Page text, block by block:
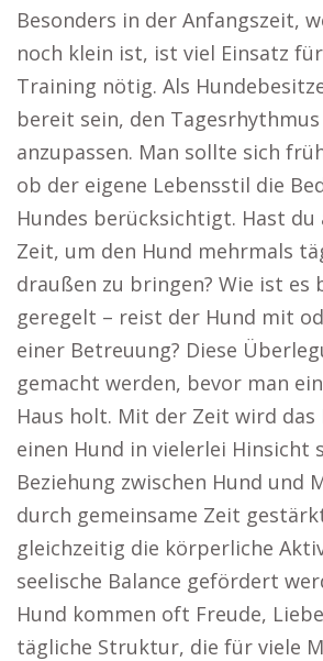
Besonders in der Anfangszeit,
noch klein ist, ist viel Einsatz
Training nötig. Als
bereit sein, den
anzupassen. Man sollte sich
ob der eigene Lebensstil die
Hundes berücksichtigt. Hast du
Zeit, um den Hund mehrmals
draußen zu bringen? Wie ist es
geregelt – reist der Hund mit
einer Betreuung? Diese
gemacht werden, bevor man
Haus holt. Mit der Zeit wird das
einen Hund in vielerlei Hinsicht
Beziehung zwischen Hund und
durch gemeinsame Zeit
gleichzeitig die körperliche
seelische Balance gefördert
Hund kommen oft Freude,
tägliche Struktur, die für viele